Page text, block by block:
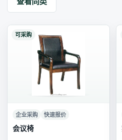
可采购
企业采购 快速报价
会议椅